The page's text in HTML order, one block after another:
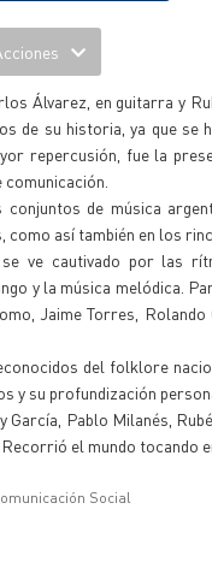
Álvarez, en guitarra y
de su historia, ya que se
repercusión, fue la
de música
así también en los
ve cautivado por las
y la música melódica.
Jaime Torres,
del folklore
y su profundización
Pablo Milanés,
el mundo tocando
Social